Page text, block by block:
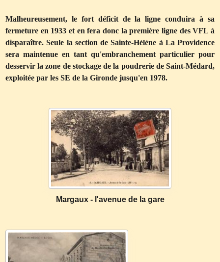
Malheureusement, le fort déficit de la ligne conduira à sa
fermeture en 1933 et en fera donc la première ligne des VFL à
disparaître. Seule la section de Sainte-Hélène à La Providence
sera maintenue en tant qu'embranchement particulier pour
desservir la zone de stockage de la poudrerie de Saint-Médard,
exploitée par les SE de la Gironde jusqu'en 1978.
Margaux - l'avenue de la gare